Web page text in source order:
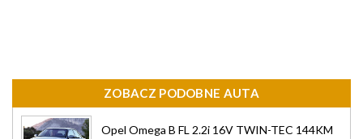
ZOBACZ PODOBNE AUTA
Opel Omega B FL 2.2i 16V TWIN-TEC 144KM